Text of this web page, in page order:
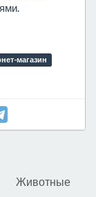
магазин
Животные